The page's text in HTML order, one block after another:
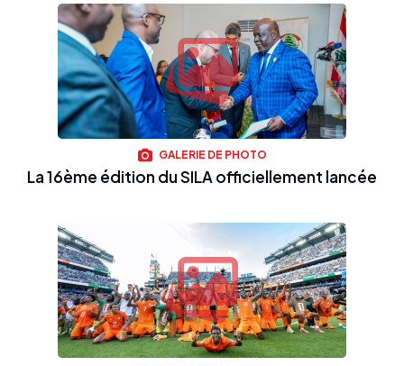
GALERIE DE PHOTO
La 16ème édition du SILA officiellement lancée